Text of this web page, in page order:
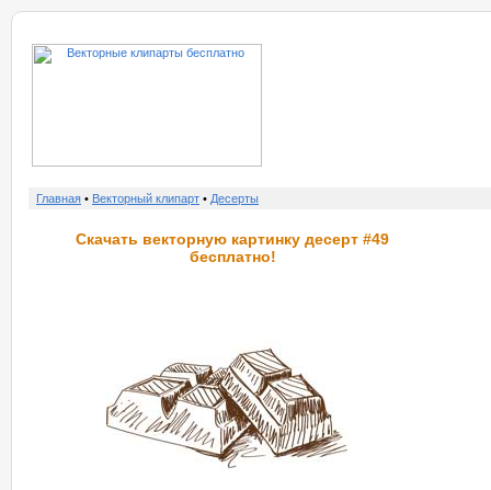
Главная • Векторный клипарт • Десерты
Скачать векторную картинку десерт #49
бесплатно!